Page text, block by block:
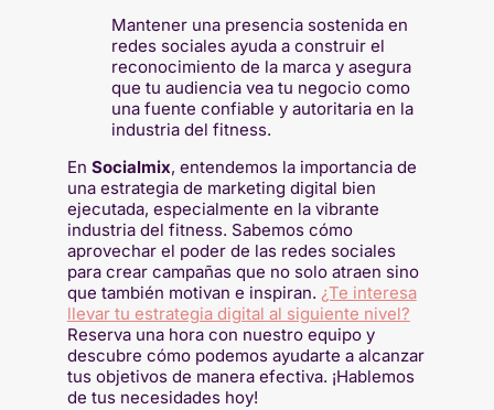
Mantener una presencia sostenida en
redes sociales ayuda a construir el
reconocimiento de la marca y asegura
que tu audiencia vea tu negocio como
una fuente confiable y autoritaria en la
industria del fitness.
En Socialmix, entendemos la importancia de
una estrategia de marketing digital bien
ejecutada, especialmente en la vibrante
industria del fitness. Sabemos cómo
aprovechar el poder de las redes sociales
para crear campañas que no solo atraen sino
que también motivan e inspiran. ¿Te interesa
llevar tu estrategia digital al siguiente nivel?
Reserva una hora con nuestro equipo y
descubre cómo podemos ayudarte a alcanzar
tus objetivos de manera efectiva. ¡Hablemos
de tus necesidades hoy!